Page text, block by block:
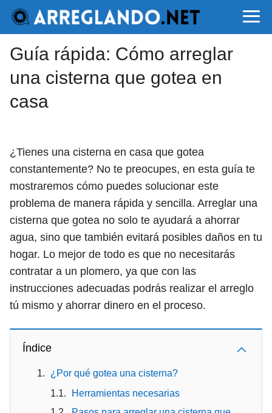
Guía rápida: Cómo arreglar
una cisterna que gotea en
casa
¿Tienes una cisterna en casa que gotea
constantemente? No te preocupes, en esta guía te
mostraremos cómo puedes solucionar este
problema de manera rápida y sencilla. Arreglar una
cisterna que gotea no solo te ayudará a ahorrar
agua, sino que también evitará posibles daños en tu
hogar. Lo mejor de todo es que no necesitarás
contratar a un plomero, ya que con las
instrucciones adecuadas podrás realizar el arreglo
tú mismo y ahorrar dinero en el proceso.
Índice
¿Por qué gotea una cisterna?
Herramientas necesarias